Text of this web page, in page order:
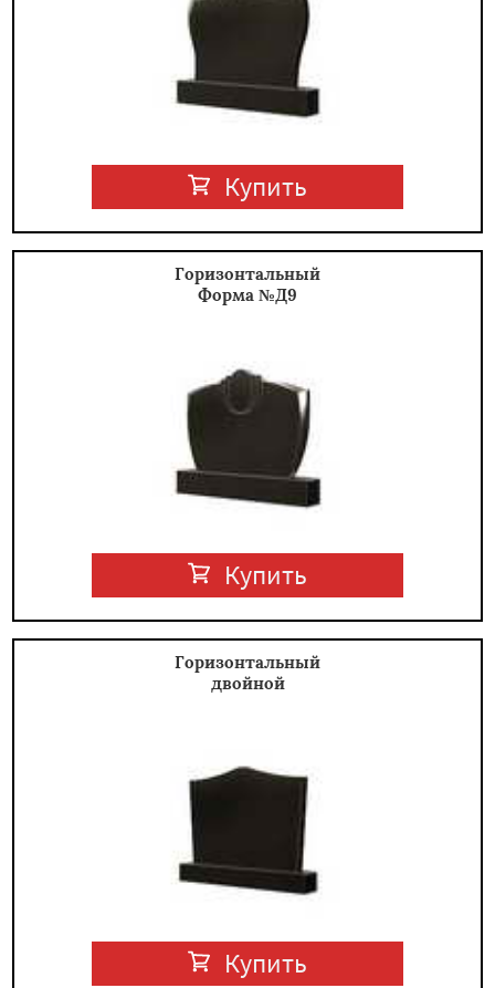
Купить
Горизонтальный
Форма №Д9
Купить
Горизонтальный
двойной
Купить